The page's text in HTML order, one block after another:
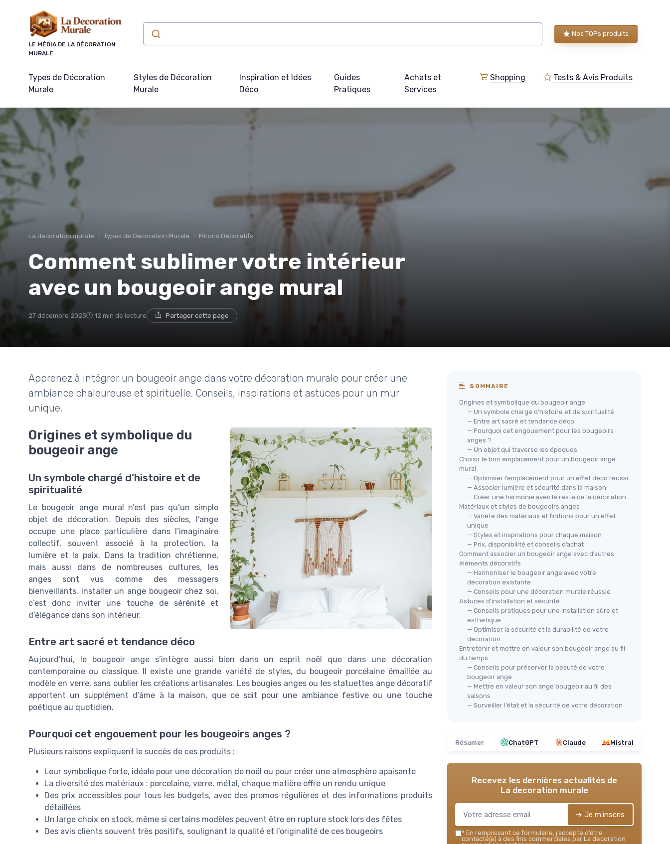
LE MÉDIA DE LA DÉCORATION
MURALE
Nos TOPs produits
Types de Décoration
Murale
Styles de Décoration
Murale
Inspiration et Idées
Déco
Guides
Pratiques
Achats et
Services
Shopping Tests & Avis Produits
La decoration murale Types de Décoration Murale Miroirs Décoratifs
Comment sublimer votre intérieur
avec un bougeoir ange mural
27 décembre 2025 12 min de lecture Partager cette page
Apprenez à intégrer un bougeoir ange dans votre décoration murale pour créer une
ambiance chaleureuse et spirituelle. Conseils, inspirations et astuces pour un mur
unique.
Origines et symbolique du
bougeoir ange
Un symbole chargé d’histoire et de
spiritualité
Le bougeoir ange mural n’est pas qu’un simple
objet de décoration. Depuis des siècles, l’ange
occupe une place particulière dans l’imaginaire
collectif, souvent associé à la protection, la
lumière et la paix. Dans la tradition chrétienne,
mais aussi dans de nombreuses cultures, les
anges sont vus comme des messagers
bienveillants. Installer un ange bougeoir chez soi,
c’est donc inviter une touche de sérénité et
d’élégance dans son intérieur.
Entre art sacré et tendance déco
Aujourd’hui, le bougeoir ange s’intègre aussi bien dans un esprit noël que dans une décoration
contemporaine ou classique. Il existe une grande variété de styles, du bougeoir porcelaine émaillée au
modèle en verre, sans oublier les créations artisanales. Les bougies anges ou les statuettes ange décoratif
apportent un supplément d’âme à la maison, que ce soit pour une ambiance festive ou une touche
poétique au quotidien.
Pourquoi cet engouement pour les bougeoirs anges ?
Plusieurs raisons expliquent le succès de ces produits :
Leur symbolique forte, idéale pour une décoration de noël ou pour créer une atmosphère apaisante
La diversité des matériaux : porcelaine, verre, métal, chaque matière offre un rendu unique
Des prix accessibles pour tous les budgets, avec des promos régulières et des informations produits
détaillées
Un large choix en stock, même si certains modèles peuvent être en rupture stock lors des fêtes
Des avis clients souvent très positifs, soulignant la qualité et l’originalité de ces bougeoirs
SOMMAIRE
Origines et symbolique du bougeoir ange
— Un symbole chargé d’histoire et de spiritualité
— Entre art sacré et tendance déco
— Pourquoi cet engouement pour les bougeoirs
anges ?
— Un objet qui traverse les époques
Choisir le bon emplacement pour un bougeoir ange
mural
— Optimiser l’emplacement pour un effet déco réussi
— Associer lumière et sécurité dans la maison
— Créer une harmonie avec le reste de la décoration
Matériaux et styles de bougeoirs anges
— Variété des matériaux et finitions pour un effet
unique
— Styles et inspirations pour chaque maison
— Prix, disponibilité et conseils d’achat
Comment associer un bougeoir ange avec d’autres
éléments décoratifs
— Harmoniser le bougeoir ange avec votre
décoration existante
— Conseils pour une décoration murale réussie
Astuces d’installation et sécurité
— Conseils pratiques pour une installation sûre et
esthétique
— Optimiser la sécurité et la durabilité de votre
décoration
Entretenir et mettre en valeur son bougeoir ange au fil
du temps
— Conseils pour préserver la beauté de votre
bougeoir ange
— Mettre en valeur son ange bougeoir au fil des
saisons
— Surveiller l’état et la sécurité de votre décoration
Résumer ChatGPT Claude Mistral
Recevez les dernières actualités de
La decoration murale
➔ Je m'inscris
* En remplissant ce formulaire, j’accepte d’être
contacté(e) à des fins commerciales par La decoration